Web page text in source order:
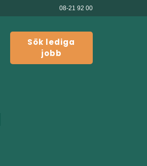
08-21 92 00
Sök lediga
jobb